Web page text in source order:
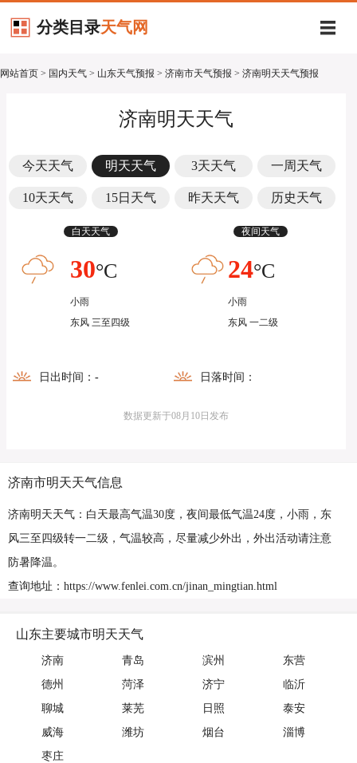
分类目录天气网
网站首页 > 国内天气 > 山东天气预报 > 济南市天气预报 > 济南明天天气预报
济南明天天气
今天天气 明天天气 3天天气 一周天气
10天天气 15日天气 昨天天气 历史天气
白天天气
30°C
小雨
东风 三至四级
夜间天气
24°C
小雨
东风 一二级
日出时间： - 日落时间：
数据更新于08月10日发布
济南市明天天气信息
济南明天天气：白天最高气温30度，夜间最低气温24度，小雨，东
风三至四级转一二级，气温较高，尽量减少外出，外出活动请注意
防暑降温。
查询地址：https://www.fenlei.com.cn/jinan_mingtian.html
山东主要城市明天天气
济南 青岛 滨州
东营
德州
菏泽 济宁
临沂
聊城
莱芜 日照
泰安
威海
潍坊 烟台
淄博
枣庄